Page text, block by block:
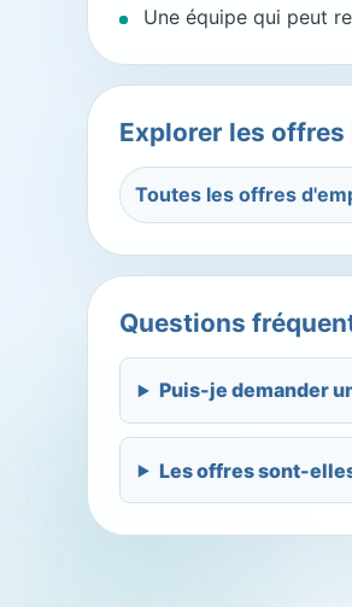
Une équipe qui peut
Explorer les offres
Toutes les offres
Questions
Puis-je demander
Les offres sont-